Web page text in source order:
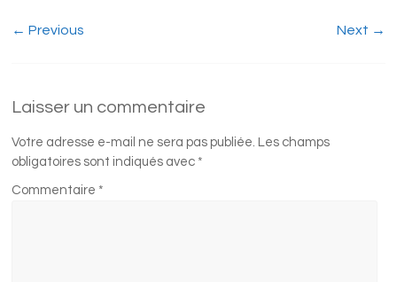
← Previous Next →
Laisser un commentaire
Votre adresse e-mail ne sera pas publiée. Les champs
obligatoires sont indiqués avec *
Commentaire *